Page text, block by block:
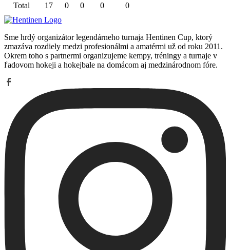
Total 17 0 0 0 0
Sme hrdý organizátor legendárneho turnaja Hentinen Cup, ktorý
zmazáva rozdiely medzi profesionálmi a amatérmi už od roku 2011.
Okrem toho s partnermi organizujeme kempy, tréningy a turnaje v
ľadovom hokeji a hokejbale na domácom aj medzinárodnom fóre.